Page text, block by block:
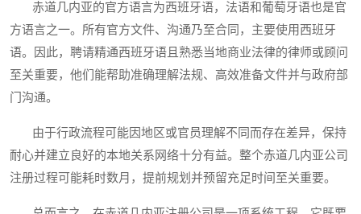
赤道几内亚的官方语言为西班牙语，法语和葡萄牙语也是官
方语言之一。所有官方文件、沟通乃至合同，主要使用西班牙
语。因此，聘请精通西班牙语且熟悉当地商业法律的律师或顾问
至关重要，他们能帮助准确理解法规、高效准备文件并与政府部
门沟通。
由于行政流程可能因地区或官员理解不同而存在差异，保持
耐心并建立良好的本地关系网络十分有益。整个赤道几内亚公司
注册过程可能耗时数月，提前规划并预留充足时间至关重要。